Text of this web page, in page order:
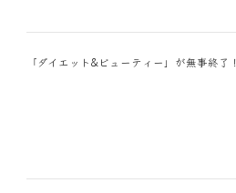
「ダイエット&ビューティー」が無事終了！